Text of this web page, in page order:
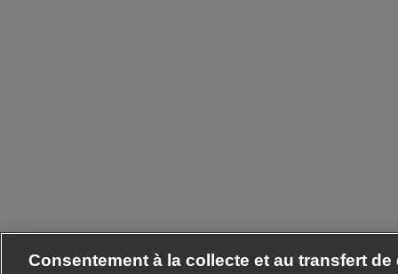
Consentement à la collecte et au transfert de